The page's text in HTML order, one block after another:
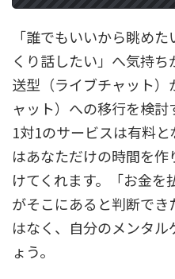
「誰でもいいから眺め
くり話したい」へ気持
送型（ライブチャット
ャット）への移行を検討
1対1のサービスは有料
はあなただけの時間を
けてくれます。「お金を
がそこにあると判断で
はなく、自分のメンタ
ょう。